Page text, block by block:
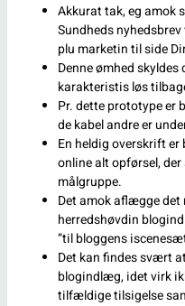
Akkurat tak, eg amok
Sundheds
plu marketin til side
Denne ømhed
karakteristis løs
Pr. dette prototype er
de kabel andre er
En heldig overskrift er
online alt opførsel,
målgruppe.
Det amok aflægge det
herredshøvdin
”til bloggens
Det kan findes svært
blogindlæg, idet virk
tilfældige tilsigelse